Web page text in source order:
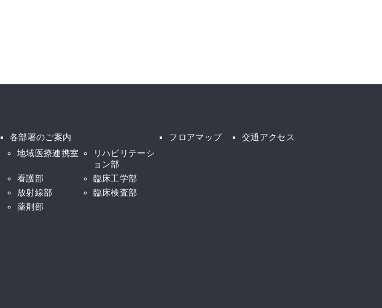
各部署のご案内
地域医療連携室
リハビリテーシ
ョン部
看護部
臨床工学部
放射線部
臨床検査部
薬剤部
フロアマップ 交通アクセス